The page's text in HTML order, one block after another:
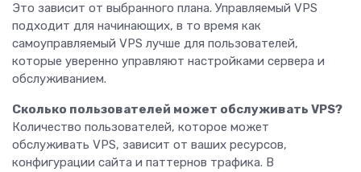
Это зависит от выбранного плана. Управляемый VPS
подходит для начинающих, в то время как
самоуправляемый VPS лучше для пользователей,
которые уверенно управляют настройками сервера и
обслуживанием.
Сколько пользователей может обслуживать VPS?
Количество пользователей, которое может
обслуживать VPS, зависит от ваших ресурсов,
конфигурации сайта и паттернов трафика. В